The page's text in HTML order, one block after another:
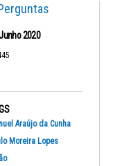
2020
Araújo da Cunha
Moreira Lopes